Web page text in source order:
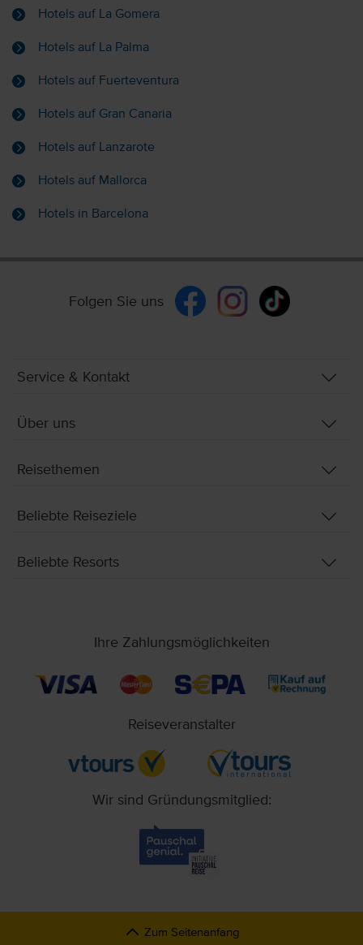
Hotels auf La Gomera
Hotels auf La Palma
Hotels auf Fuerteventura
Hotels auf Gran Canaria
Hotels auf Lanzarote
Hotels auf Mallorca
Hotels in Barcelona
Folgen Sie uns
Service & Kontakt
Über uns
Reisethemen
Beliebte Reiseziele
Beliebte Resorts
Ihre Zahlungsmöglichkeiten
Reiseveranstalter
Wir sind Gründungsmitglied:
Zum Seitenanfang